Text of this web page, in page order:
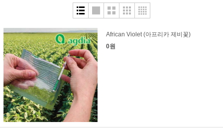
African Violet (아프리카 제비꽃)
0원